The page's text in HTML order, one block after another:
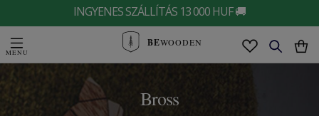
INGYENES SZÁLLÍTÁS 13 000 HUF 🚚
BEWOODEN
Bross